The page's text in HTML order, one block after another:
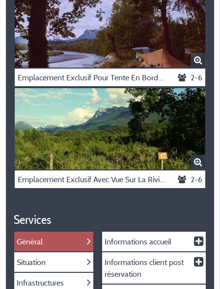
Emplacement Exclusif Pour Tente En Bord De Rivière Drôme 2-6
Emplacement Exclusif Avec Vue Sur La Rivière Et Montagnes Caravane, Tente Ou Camping Car 2-6
Services
Général
Situation
Infrastructures
Informations accueil
Informations client post
réservation